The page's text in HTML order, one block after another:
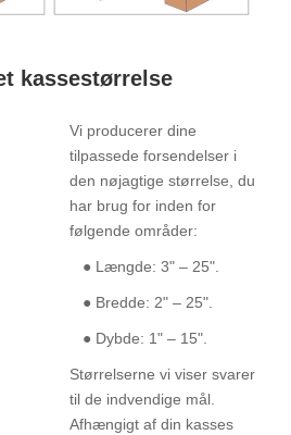
kassestørrelse
Vi producerer dine
tilpassede forsendelser i
den nøjagtige størrelse, du
har brug for inden for
følgende områder:
● Længde: 3" – 25".
● Bredde: 2" – 25".
● Dybde: 1" – 15".
Størrelserne vi viser svarer
til de indvendige mål.
Afhængigt af din kasses